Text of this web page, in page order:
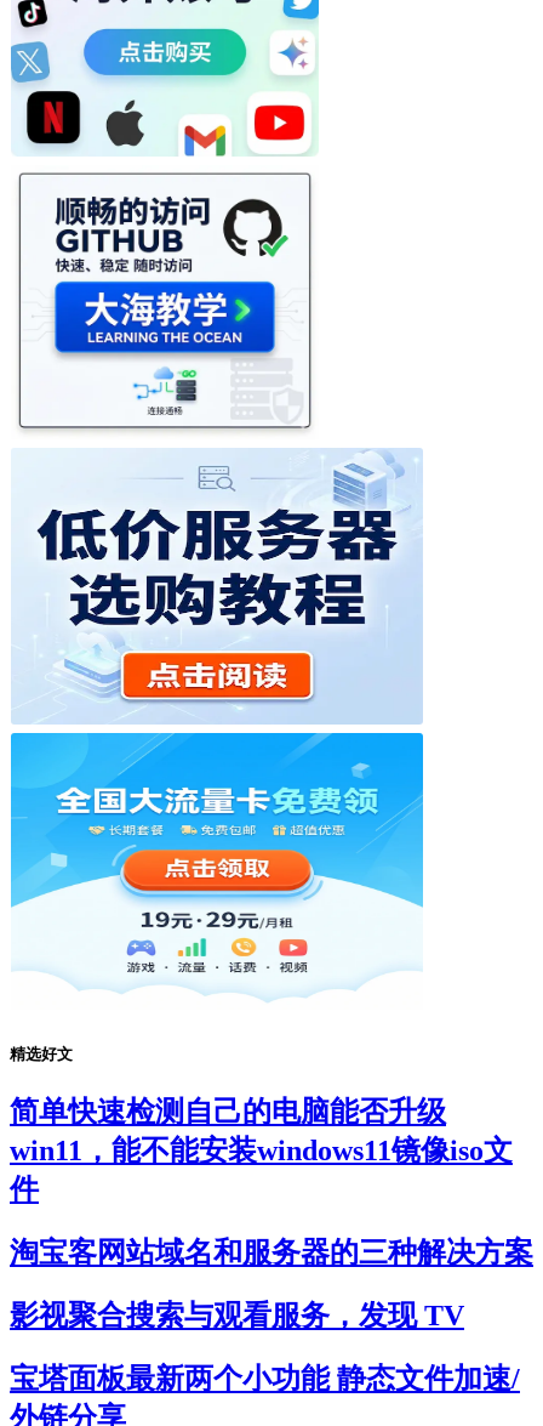
精选好文
简单快速检测自己的电脑能否升级
win11，能不能安装windows11镜像iso文
件
淘宝客网站域名和服务器的三种解决方案
影视聚合搜索与观看服务，发现 TV
宝塔面板最新两个小功能 静态文件加速/
外链分享